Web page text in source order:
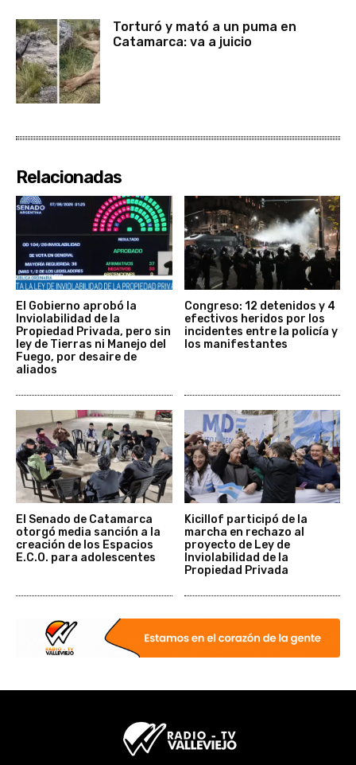
Torturó y mató a un puma en
Catamarca: va a juicio
Relacionadas
El Gobierno aprobó la
Inviolabilidad de la
Propiedad Privada, pero sin
ley de Tierras ni Manejo del
Fuego, por desaire de
aliados
Congreso: 12 detenidos y 4
efectivos heridos por los
incidentes entre la policía y
los manifestantes
El Senado de Catamarca
otorgó media sanción a la
creación de los Espacios
E.C.O. para adolescentes
Kicillof participó de la
marcha en rechazo al
proyecto de Ley de
Inviolabilidad de la
Propiedad Privada